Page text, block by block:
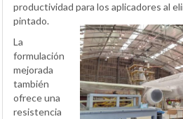
productividad para los aplicadores al
pintado.
La
formulación
mejorada
también
ofrece una
resistencia